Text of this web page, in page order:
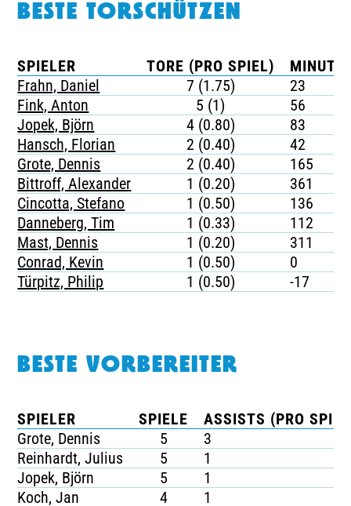
BESTE TORSCHÜTZEN
SPIELER TORE (PRO SPIEL)
Frahn, Daniel
7 (1.75)
23
Fink, Anton
5 (1)
56
Jopek, Björn
4 (0.80)
83
Hansch, Florian
2 (0.40)
42
Grote, Dennis
2 (0.40)
165
Bittroff, Alexander
1 (0.20)
361
Cincotta, Stefano
1 (0.50)
136
Danneberg, Tim
1 (0.33)
112
Mast, Dennis
1 (0.20)
311
Conrad, Kevin
1 (0.50)
0
Türpitz, Philip
1 (0.50) -17
BESTE VORBEREITER
SPIELER SPIELE
ASSISTS (PRO
Grote, Dennis
5
3
Reinhardt, Julius
5
1
Jopek, Björn
5
1
Koch, Jan
4 1